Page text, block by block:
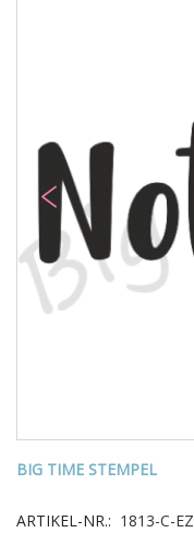
BIG TIME STEMPEL
ARTIKEL-NR.: 1813-C-EZ